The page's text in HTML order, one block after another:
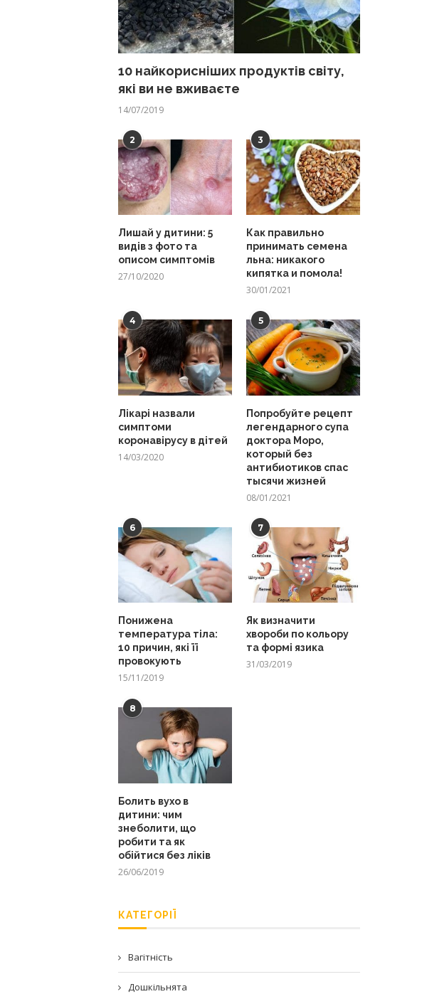
10 найкорисніших продуктів світу,
які ви не вживаєте
14/07/2019
2
Лишай у дитини: 5
видів з фото та
описом симптомів
27/10/2020
3
Как правильно
принимать семена
льна: никакого
кипятка и помола!
30/01/2021
4
Лікарі назвали
симптоми
коронавірусу в дітей
14/03/2020
5
Попробуйте рецепт
легендарного супа
доктора Моро,
который без
антибиотиков спас
тысячи жизней
08/01/2021
6
Понижена
температура тіла:
10 причин, які її
провокують
15/11/2019
7
Як визначити
хвороби по кольору
та формі язика
31/03/2019
8
Болить вухо в
дитини: чим
знеболити, що
робити та як
обійтися без ліків
26/06/2019
КАТЕГОРІЇ
Вагітність
Дошкільнята